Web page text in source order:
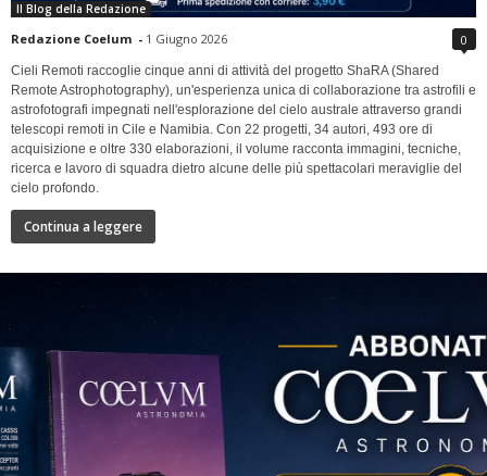
Il Blog della Redazione
Redazione Coelum - 1 Giugno 2026 0
Cieli Remoti raccoglie cinque anni di attività del progetto ShaRA (Shared
Remote Astrophotography), un'esperienza unica di collaborazione tra astrofili e
astrofotografi impegnati nell'esplorazione del cielo australe attraverso grandi
telescopi remoti in Cile e Namibia. Con 22 progetti, 34 autori, 493 ore di
acquisizione e oltre 330 elaborazioni, il volume racconta immagini, tecniche,
ricerca e lavoro di squadra dietro alcune delle più spettacolari meraviglie del
cielo profondo.
Continua a leggere